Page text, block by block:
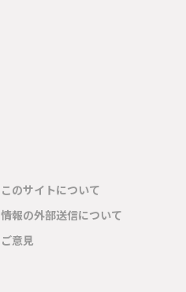
このサイトについて
情報の外部送信について
ご意見